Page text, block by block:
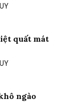
quất mát
ngào